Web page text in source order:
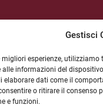
Gestisci
migliori esperienze,
alle informazioni del
elaborare dati come il
o ritirare il consenso
e funzioni.